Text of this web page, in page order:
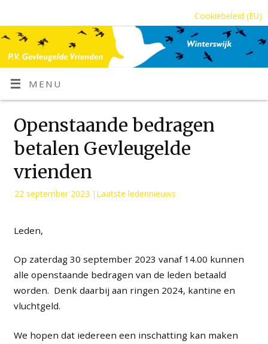
Cookiebeleid (EU)
MENU
Openstaande bedragen
betalen Gevleugelde
vrienden
22 september 2023 | Laatste ledennieuws
Leden,
Op zaterdag 30 september 2023 vanaf 14.00 kunnen
alle openstaande bedragen van de leden betaald
worden. Denk daarbij aan ringen 2024, kantine en
vluchtgeld.
We hopen dat iedereen een inschatting kan maken